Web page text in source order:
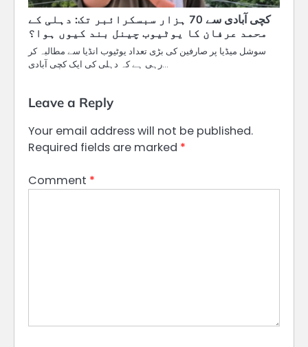
کچی آبادی سے 70 ہزار سبسکرائبر تک: دہلی کے
محمد عرفان کا یوٹیوب چینل بند کیوں ہوا؟
سوشل میڈیا پر صارفین کی بڑی تعداد یوٹیوب انڈیا سے مطالبہ کر
رہی ہے کہ دہلی کی ایک کچی آبادی…
Leave a Reply
Your email address will not be published.
Required fields are marked *
Comment *